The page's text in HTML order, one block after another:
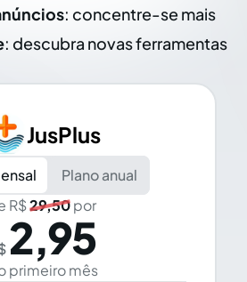
: concentre-se mais
: descubra novas ferramentas
JusPlus
Plano anual
R$29,50por
2,95
primeiro mês